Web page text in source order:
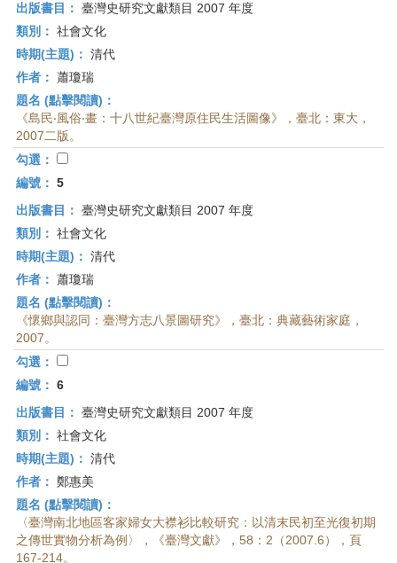
出版書目： 臺灣史研究文獻類目 2007 年度
類別： 社會文化
時期(主題)： 清代
作者： 蕭瓊瑞
題名 (點擊閱讀)：
《島民‧風俗‧畫：十八世紀臺灣原住民生活圖像》，臺北：東大，
2007二版。
勾選：
編號： 5
出版書目： 臺灣史研究文獻類目 2007 年度
類別： 社會文化
時期(主題)： 清代
作者： 蕭瓊瑞
題名 (點擊閱讀)：
《懷鄉與認同：臺灣方志八景圖研究》，臺北：典藏藝術家庭，
2007。
勾選：
編號： 6
出版書目： 臺灣史研究文獻類目 2007 年度
類別： 社會文化
時期(主題)： 清代
作者： 鄭惠美
題名 (點擊閱讀)：
〈臺灣南北地區客家婦女大襟衫比較研究：以清末民初至光復初期
之傳世實物分析為例〉，《臺灣文獻》，58：2（2007.6），頁
167-214。